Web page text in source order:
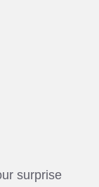
surprise